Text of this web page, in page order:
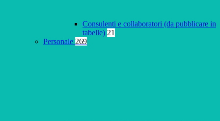
Consulenti e collaboratori (da pubblicare in
tabelle) 21
Personale 269